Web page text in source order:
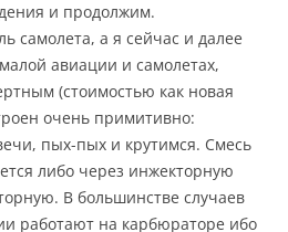
и продолжим.
самолета, а я сейчас и далее
авиации и самолетах,
(стоимостью как новая
очень примитивно:
пых-пых и крутимся. Смесь
либо через инжекторную
В большинстве случаев
работают на карбюраторе ибо